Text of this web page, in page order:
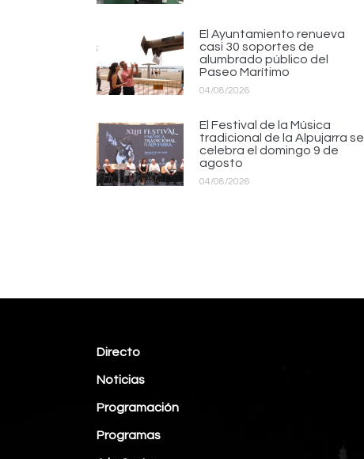
El Ayuntamiento renueva
casi 30 soportes de
alumbrado público del
Paseo Marítimo
04/08/2026
El Festival de la Música
tradicional de la Alpujarra se
celebra el domingo 9 de
agosto
04/08/2026
Directo
Noticias
Programación
Programas